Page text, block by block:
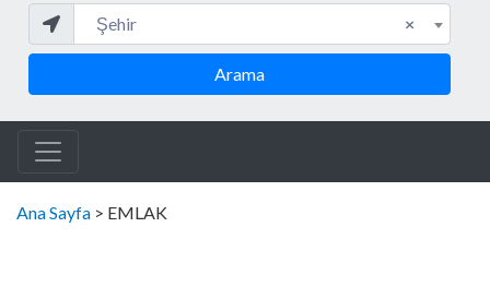
×
Şehir
Arama
Ana Sayfa > EMLAK